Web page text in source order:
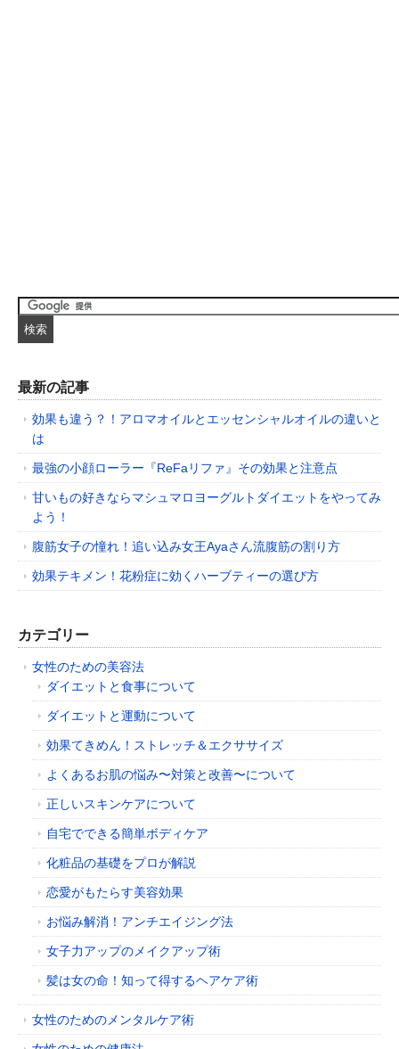
最新の記事
効果も違う？！アロマオイルとエッセンシャルオイルの違いと
は
最強の小顔ローラー『ReFaリファ』その効果と注意点
甘いもの好きならマシュマロヨーグルトダイエットをやってみ
よう！
腹筋女子の憧れ！追い込み女王Ayaさん流腹筋の割り方
効果テキメン！花粉症に効くハーブティーの選び方
カテゴリー
女性のための美容法
ダイエットと食事について
ダイエットと運動について
効果てきめん！ストレッチ＆エクササイズ
よくあるお肌の悩み〜対策と改善〜について
正しいスキンケアについて
自宅でできる簡単ボディケア
化粧品の基礎をプロが解説
恋愛がもたらす美容効果
お悩み解消！アンチエイジング法
女子力アップのメイクアップ術
髪は女の命！知って得するヘアケア術
女性のためのメンタルケア術